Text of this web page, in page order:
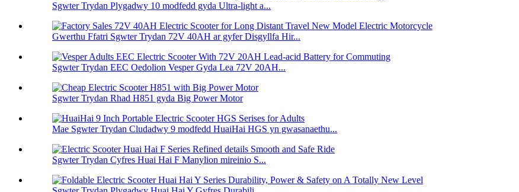
Sgwter Trydan Plygadwy 10 modfedd gyda Ultra-light a...
Gwerthu Ffatri Sgwter Trydan 72V 40AH ar gyfer Disgyllfa Hir...
Sgwter Trydan EEC Oedolion Vesper Gyda Lea 72V 20AH...
Sgwter Trydan Rhad H851 gyda Big Power Motor
Mae Sgwter Trydan Cludadwy 9 modfedd HuaiHai HGS yn gwasanaethu...
Sgwter Trydan Cyfres Huai Hai F Manylion mireinio S...